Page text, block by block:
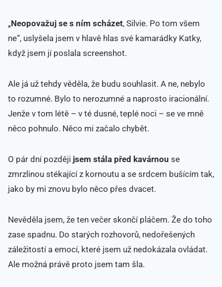
„Neopovažuj se s ním scházet, Silvie. Po tom všem
ne“, uslyšela jsem v hlavě hlas své kamarádky Katky,
když jsem jí poslala screenshot.
Ale já už tehdy věděla, že budu souhlasit. A ne, nebylo
to rozumné. Bylo to nerozumné a naprosto iracionální.
Jenže v tom létě – v té dusné, teplé noci – se ve mně
něco pohnulo. Něco mi začalo chybět.
O pár dní později jsem stála před kavárnou se
zmrzlinou stékající z kornoutu a se srdcem bušícím tak,
jako by mi znovu bylo něco přes dvacet.
Nevěděla jsem, že ten večer skončí pláčem. Že do toho
zase spadnu. Do starých rozhovorů, nedořešených
záležitostí a emocí, které jsem už nedokázala ovládat.
Ale možná právě proto jsem tam šla.